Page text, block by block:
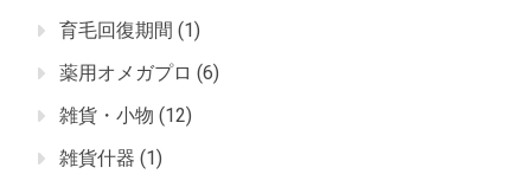
育毛回復期間 (1)
薬用オメガプロ (6)
雑貨・小物 (12)
雑貨什器 (1)